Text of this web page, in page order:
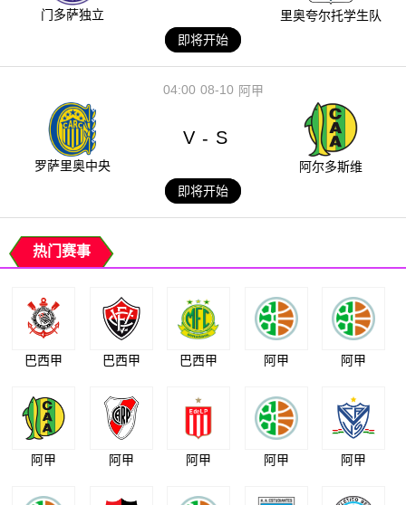
门多萨独立
里奥夸尔托学生队
即将开始
08-10
04:00 阿甲
罗萨里奥中央
V - S
阿尔多斯维
即将开始
热门赛事
巴西甲 巴西甲 巴西甲 阿甲 阿甲
阿甲 阿甲 阿甲 阿甲 阿甲